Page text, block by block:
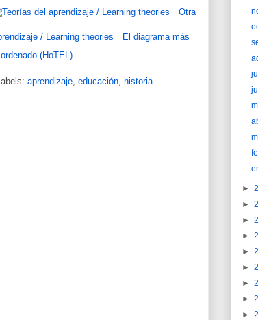
Otra
El diagrama más
(HoTEL).
aprendizaje, educación, historia
►
►
►
►
►
►
►
►
►